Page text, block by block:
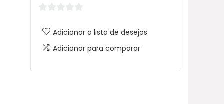
d
e
Adicionar a lista de desejos
Adicionar para comparar